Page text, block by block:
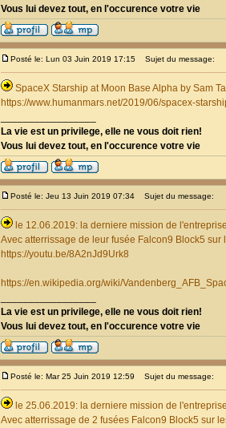
Vous lui devez tout, en l'occurence votre vie
Posté le: Lun 03 Juin 2019 17:15 Sujet du message:
SpaceX Starship at Moon Base Alpha by Sam
https://www.humanmars.net/2019/06/spacex-
La vie est un privilege, elle ne vous doit rien!
Vous lui devez tout, en l'occurence votre vie
Posté le: Jeu 13 Juin 2019 07:34 Sujet du message:
le 12.06.2019: la derniere mission de
Avec atterrissage de leur fusée Falcon9 Block5
https://youtu.be/8A2nJd9Urk8
https://en.wikipedia.org/wiki/
La vie est un privilege, elle ne vous doit rien!
Vous lui devez tout, en l'occurence votre vie
Posté le: Mar 25 Juin 2019 12:59 Sujet du message:
le 25.06.2019: la derniere mission de
Avec atterrissage de 2 fusées Falcon9 Block5 sur